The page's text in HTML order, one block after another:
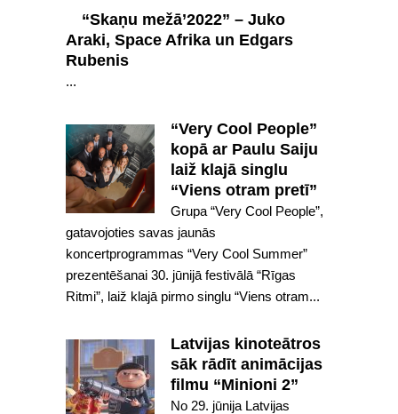
“Skaņu mežā’2022” – Juko
Araki, Space Afrika un Edgars
Rubenis
...
“Very Cool People”
kopā ar Paulu Saiju
laiž klajā singlu
“Viens otram pretī”
Grupa “Very Cool People”,
gatavojoties savas jaunās
koncertprogrammas “Very Cool Summer”
prezentēšanai 30. jūnijā festivālā “Rīgas
Ritmi”, laiž klajā pirmo singlu “Viens otram...
Latvijas kinoteātros
sāk rādīt animācijas
filmu “Minioni 2”
No 29. jūnija Latvijas